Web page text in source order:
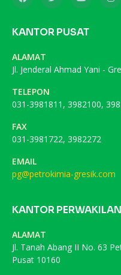
KANTOR PUSAT
ALAMAT
Jl. Jenderal Ahmad Yani -
TELEPON
031-3981811, 3982100,
FAX
031-3981722, 3982272
EMAIL
pg@petrokimia-gresik.com
KANTOR PERWAKILAN
ALAMAT
Jl. Tanah Abang II No. 63
Pusat 10160